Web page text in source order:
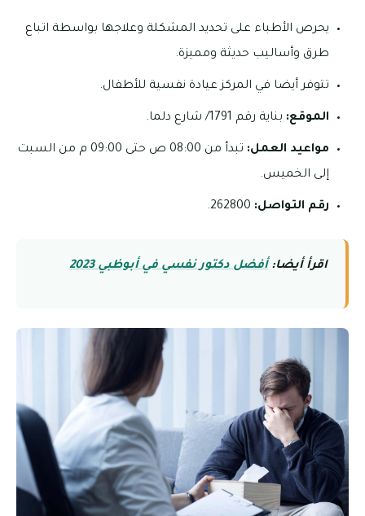
يحرص الأطباء على تحديد المشكلة وعلاجها بواسطة اتباع
طرق وأساليب حديثة ومميزة.
تتوفر أيضا في المركز عيادة نفسية للأطفال.
الموقع: بناية رقم 1791/ شارع دلما.
مواعيد العمل:
تبدأ من 08:00 ص حتى 09:00 م من السبت
إلى الخميس.
رقم التواصل:
اقرأ أيضا:أفضل دكتور نفسي في أبوظبي 2023